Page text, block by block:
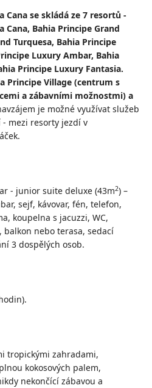
Cana se skládá ze 7 resortů -
Cana, Bahia Principe Grand
Turquesa, Bahia Principe
Luxury Ambar, Bahia
Principe Luxury Fantasia.
Principe Village (centrum s
a zábavními možnostmi) a
je možné využívat služeb
mezi resorty jezdí v
- junior suite deluxe (43m2) –
sejf, kávovar, fén, telefon,
koupelna s jacuzzi, WC,
nebo terasa, sedací
3 dospělých osob.
tropickými zahradami,
kokosových palem,
nekončící zábavou a